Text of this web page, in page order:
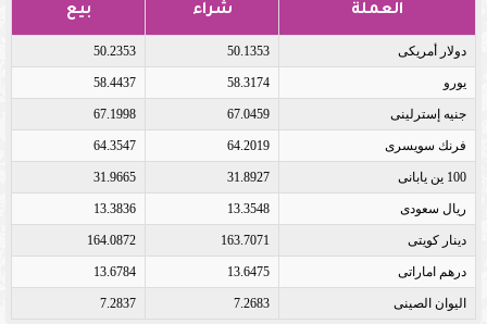
العملة شراء بيع
دولار أمريكى 50.1353
50.2353
يورو 58.3174
58.4437
جنيه إسترلينى 67.0459
67.1998
فرنك سويسرى 64.2019
64.3547
100 ين يابانى 31.8927
31.9665
ريال سعودى 13.3548
13.3836
دينار كويتى 163.7071
164.0872
درهم اماراتى 13.6475
13.6784
اليوان الصينى 7.2683
7.2837